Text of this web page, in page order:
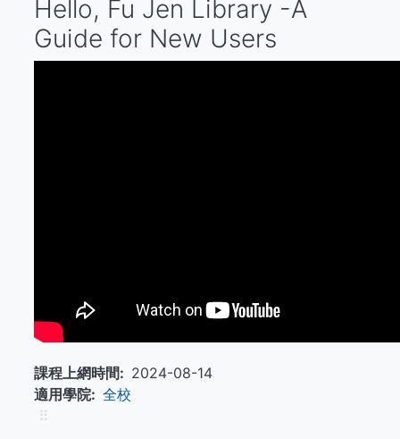
結
Hello, Fu Jen Library -A
Guide for New Users
課程上網時間
2024-08-14
適用學院
全校
⠿